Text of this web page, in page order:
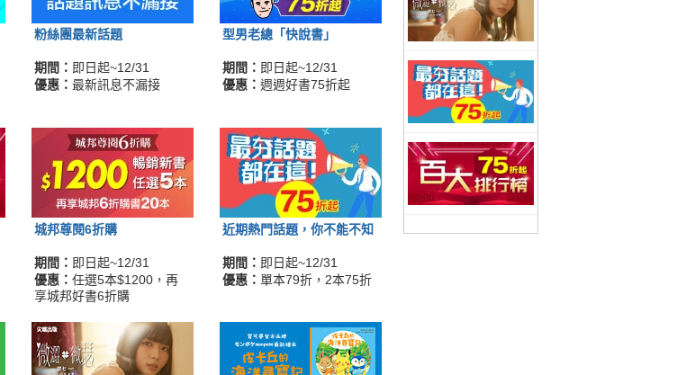
粉絲團最新話題
期間： 即日起~12/31
優惠：最新訊息不漏接
型男老總「快說書」
期間： 即日起~12/31
優惠：週週好書75折起
城邦尊閱6折購
期間： 即日起~12/31
優惠：任選5本$1200，再
享城邦好書6折購
近期熱門話題，你不能不知
期間： 即日起~12/31
優惠： 單本79折，2本75折